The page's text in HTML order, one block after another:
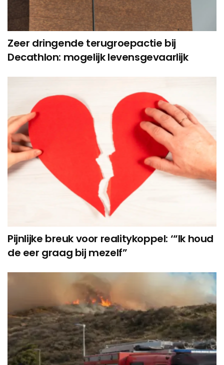
Zeer dringende terugroepactie bij
Decathlon: mogelijk levensgevaarlijk
Pijnlijke breuk voor realitykoppel: ‘“Ik houd
de eer graag bij mezelf”